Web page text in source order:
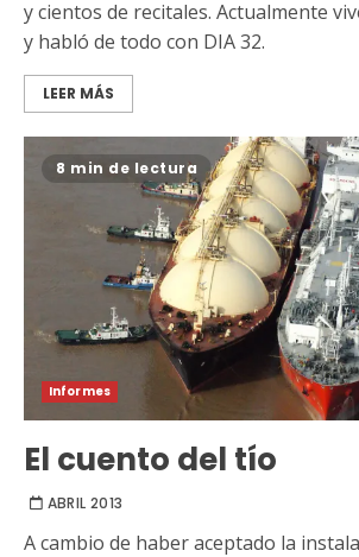
y cientos de recitales. Actualmente
y habló de todo con DIA 32.
LEER MÁS
8 min de lectura
Informes
El cuento del tío
ABRIL 2013
A cambio de haber aceptado la